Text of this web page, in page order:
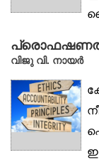
വിജു വി. നായര്‍